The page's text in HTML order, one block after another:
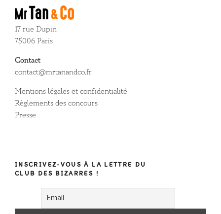
17 rue Dupin
75006 Paris
Contact
contact@mrtanandco.fr
Mentions légales et confidentialité
Règlements des concours
Presse
INSCRIVEZ-VOUS À LA LETTRE DU
CLUB DES BIZARRES !